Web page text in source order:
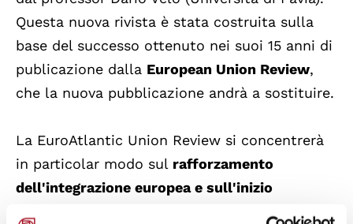
Questa nuova rivista è stata costruita sulla
base del successo ottenuto nei suoi 15 anni di
publicazione dalla European Union Review,
che la nuova pubblicazione andrà a sostituire.
La EuroAtlantic Union Review si concentrerà
in particolar modo sul rafforzamento
dell'integrazione europea e sull'inizio
, due processi per i